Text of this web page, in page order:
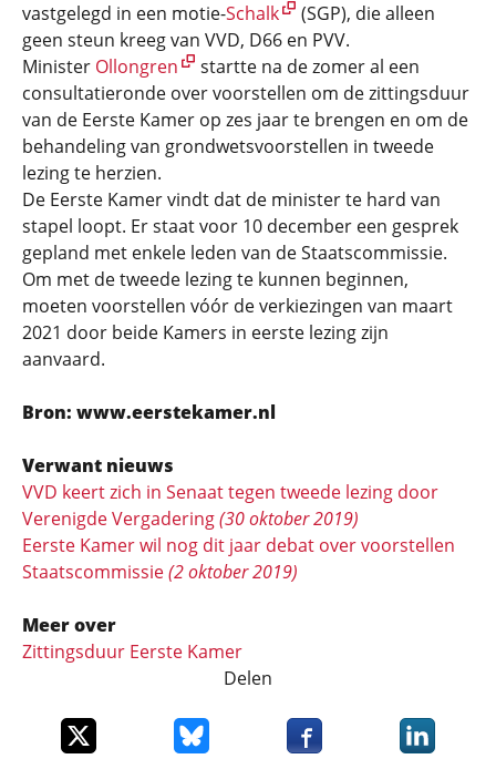
vastgelegd in een motie-Schalk
(SGP), die alleen
geen steun kreeg van VVD, D66 en PVV.
Minister Ollongren
startte na de zomer al een
consultatieronde over voorstellen om de zittingsduur
van de Eerste Kamer op zes jaar te brengen en om de
behandeling van grondwetsvoorstellen in tweede
lezing te herzien.
De Eerste Kamer vindt dat de minister te hard van
stapel loopt. Er staat voor 10 december een gesprek
gepland met enkele leden van de Staatscommissie.
Om met de tweede lezing te kunnen beginnen,
moeten voorstellen vóór de verkiezingen van maart
2021 door beide Kamers in eerste lezing zijn
aanvaard.
Bron: www.eerstekamer.nl
Verwant nieuws
VVD keert zich in Senaat tegen tweede lezing door
Verenigde Vergadering(30 oktober 2019)
Eerste Kamer wil nog dit jaar debat over voorstellen
Staatscommissie(2 oktober 2019)
Meer over
Zittingsduur Eerste Kamer
Delen
Deel dit item op XDeel dit item op Bluesky
Deel dit item opDeel dit